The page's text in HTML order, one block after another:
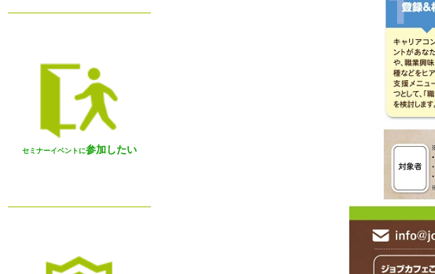
セミナーイベントに参加したい